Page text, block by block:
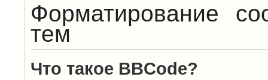
Форматирование
тем
Что такое BBCode?